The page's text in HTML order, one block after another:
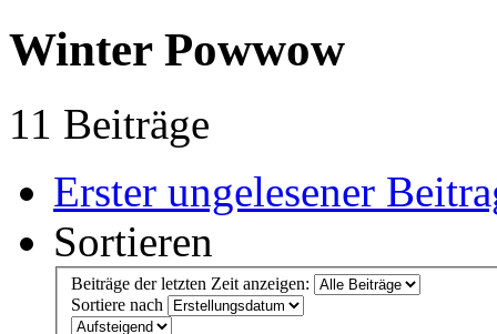
Winter Powwow
11 Beiträge
Erster ungelesener
Sortieren
Beiträge der letzten Zeit anzeigen:
Sortiere nach